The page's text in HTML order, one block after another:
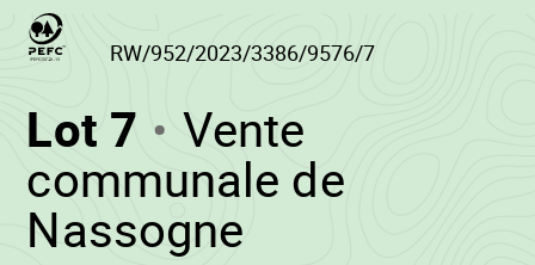
Lot 7(RW/952/2023/
-
Vente
communale de
Nassogne
RW/952/2023/3386/9576/7